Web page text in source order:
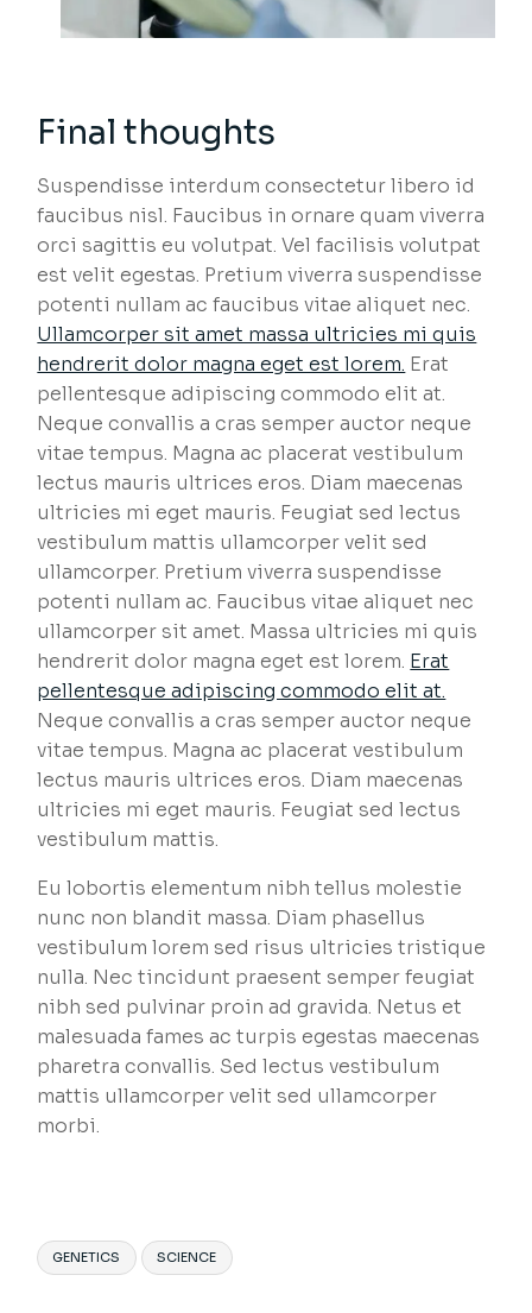
Final thoughts
Suspendisse interdum consectetur libero id
faucibus nisl. Faucibus in ornare quam viverra
orci sagittis eu volutpat. Vel facilisis volutpat
est velit egestas. Pretium viverra suspendisse
potenti nullam ac faucibus vitae aliquet nec.
Ullamcorper sit amet massa ultricies mi quis
hendrerit dolor magna eget est lorem. Erat
pellentesque adipiscing commodo elit at.
Neque convallis a cras semper auctor neque
vitae tempus. Magna ac placerat vestibulum
lectus mauris ultrices eros. Diam maecenas
ultricies mi eget mauris. Feugiat sed lectus
vestibulum mattis ullamcorper velit sed
ullamcorper. Pretium viverra suspendisse
potenti nullam ac. Faucibus vitae aliquet nec
ullamcorper sit amet. Massa ultricies mi quis
hendrerit dolor magna eget est lorem. Erat
pellentesque adipiscing commodo elit at.
Neque convallis a cras semper auctor neque
vitae tempus. Magna ac placerat vestibulum
lectus mauris ultrices eros. Diam maecenas
ultricies mi eget mauris. Feugiat sed lectus
vestibulum mattis.
Eu lobortis elementum nibh tellus molestie
nunc non blandit massa. Diam phasellus
vestibulum lorem sed risus ultricies tristique
nulla. Nec tincidunt praesent semper feugiat
nibh sed pulvinar proin ad gravida. Netus et
malesuada fames ac turpis egestas maecenas
pharetra convallis. Sed lectus vestibulum
mattis ullamcorper velit sed ullamcorper
morbi.
GENETICS SCIENCE